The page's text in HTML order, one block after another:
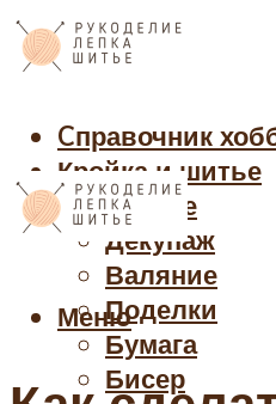
Cправочник
Кройка и шитье
Рукоделие
Декупаж
Валяние
Поделки
Бумага
Бисер
Меню